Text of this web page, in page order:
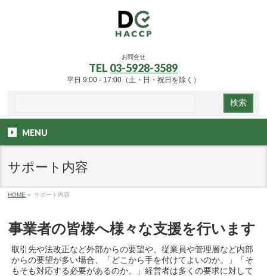
お問合せ
TEL 03-5928-3589
平日 9:00 - 17:00（土・日・祝日を除く）
MENU
サポート内容
HOME » サポート内容
事業者の皆様へ様々な支援を行います
取引先や法改正など外部からの要望や、従業員や管理層など内部
からの要望が多い場合、「どこから手を付けてよいのか。」「そ
もそも対応する必要があるのか。」経営者は多くの要求に対して